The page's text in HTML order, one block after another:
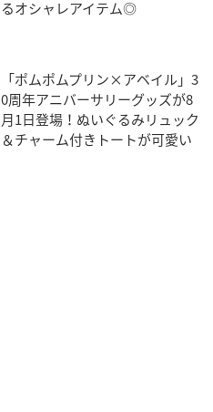
るオシャレアイテム◎
「ポムポムプリン×アベイル」3
0周年アニバーサリーグッズが8
月1日登場！ぬいぐるみリュック
＆チャーム付きトートが可愛い